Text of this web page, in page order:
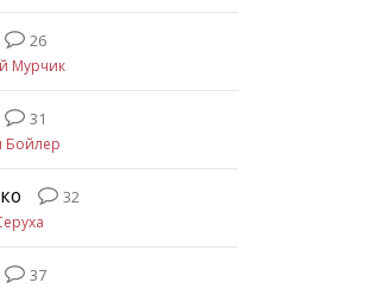
26
Мурчик
31
Бойлер
32
37